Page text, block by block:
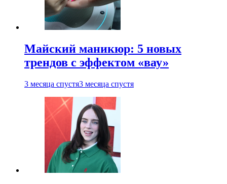
Майский маникюр: 5 новых
трендов с эффектом «вау»
3 месяца спустя3 месяца спустя